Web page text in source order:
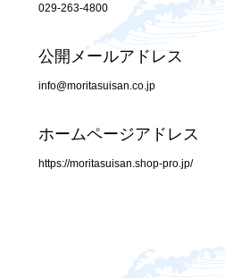
029-263-4800
公開メールアドレス
info@moritasuisan.co.jp
ホームページアドレス
https://moritasuisan.shop-pro.jp/